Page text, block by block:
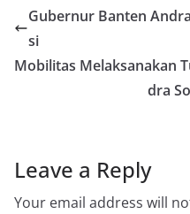
Gubernur Banten
si
Mobilitas Melaksanakan
dra
Leave a Reply
Your email address will